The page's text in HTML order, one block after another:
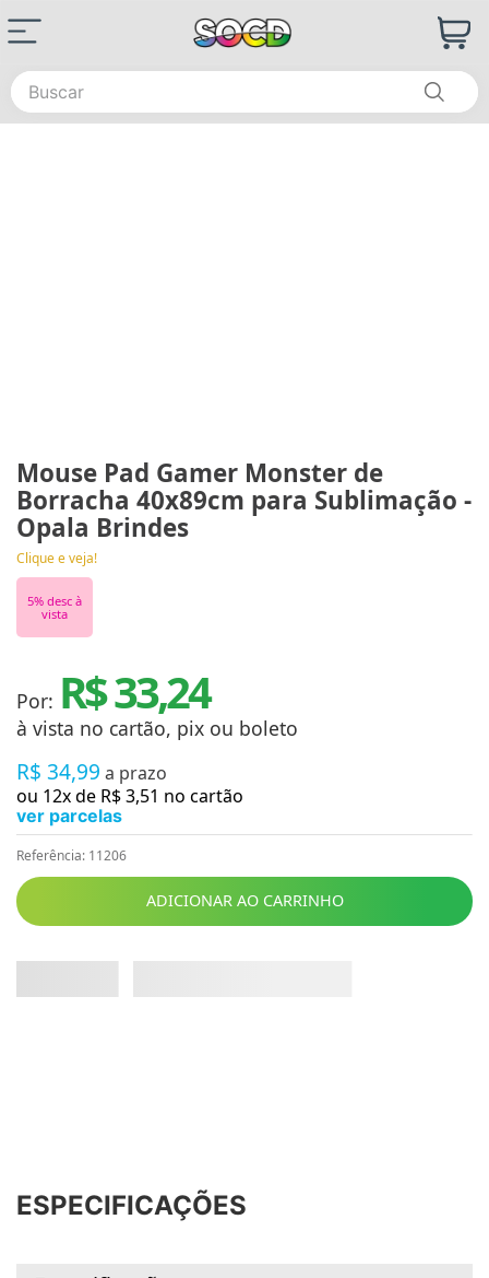
Buscar
Mouse Pad Gamer Monster de
Borracha 40x89cm para Sublimação -
Opala Brindes
Clique e veja!
5% desc à
vista
Por: R$ 33,24
à vista no cartão, pix ou boleto
R$ 34,99 a prazo
ou 12x de R$3,51 no cartão
ver parcelas
Referência: 11206
ADICIONAR AO CARRINHO
ESPECIFICAÇÕES